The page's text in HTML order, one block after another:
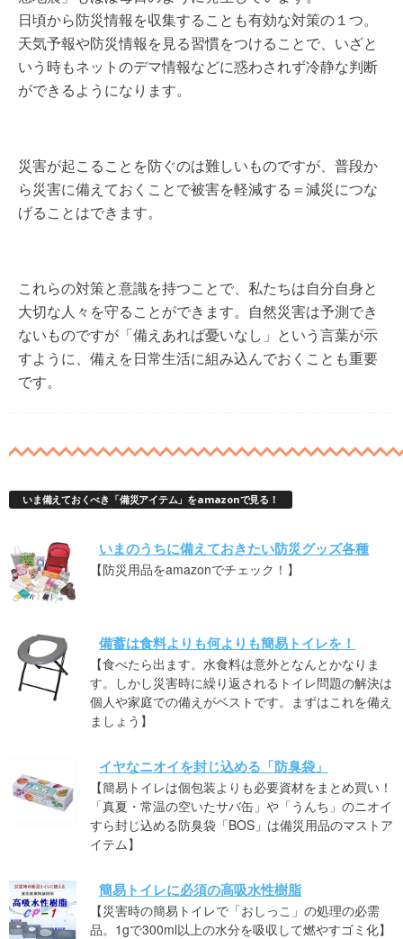
日頃から防災情報を収集することも有効な対策の１つ。
天気予報や防災情報を見る習慣をつけることで、いざと
いう時もネットのデマ情報などに惑わされず冷静な判断
ができるようになります。
災害が起こることを防ぐのは難しいものですが、普段か
ら災害に備えておくことで被害を軽減する＝減災につな
げることはできます。
これらの対策と意識を持つことで、私たちは自分自身と
大切な人々を守ることができます。自然災害は予測でき
ないものですが「備えあれば憂いなし」という言葉が示
すように、備えを日常生活に組み込んでおくことも重要
です。
いま備えておくべき「備災アイテム」をamazonで見る！
いまのうちに備えておきたい防災グッズ各種
【防災用品をamazonでチェック！】
備蓄は食料よりも何よりも簡易トイレを！
【食べたら出ます。水食料は意外となんとかなりま
す。しかし災害時に繰り返されるトイレ問題の解決は
個人や家庭での備えがベストです。まずはこれを備え
ましょう】
イヤなニオイを封じ込める「防臭袋」
【簡易トイレは個包装よりも必要資材をまとめ買い！
「真夏・常温の空いたサバ缶」や「うんち」のニオイ
すら封じ込める防臭袋「BOS」は備災用品のマストア
イテム】
簡易トイレに必須の高吸水性樹脂
【災害時の簡易トイレで「おしっこ」の処理の必需
品。1gで300ml以上の水分を吸収して燃やすゴミ化】